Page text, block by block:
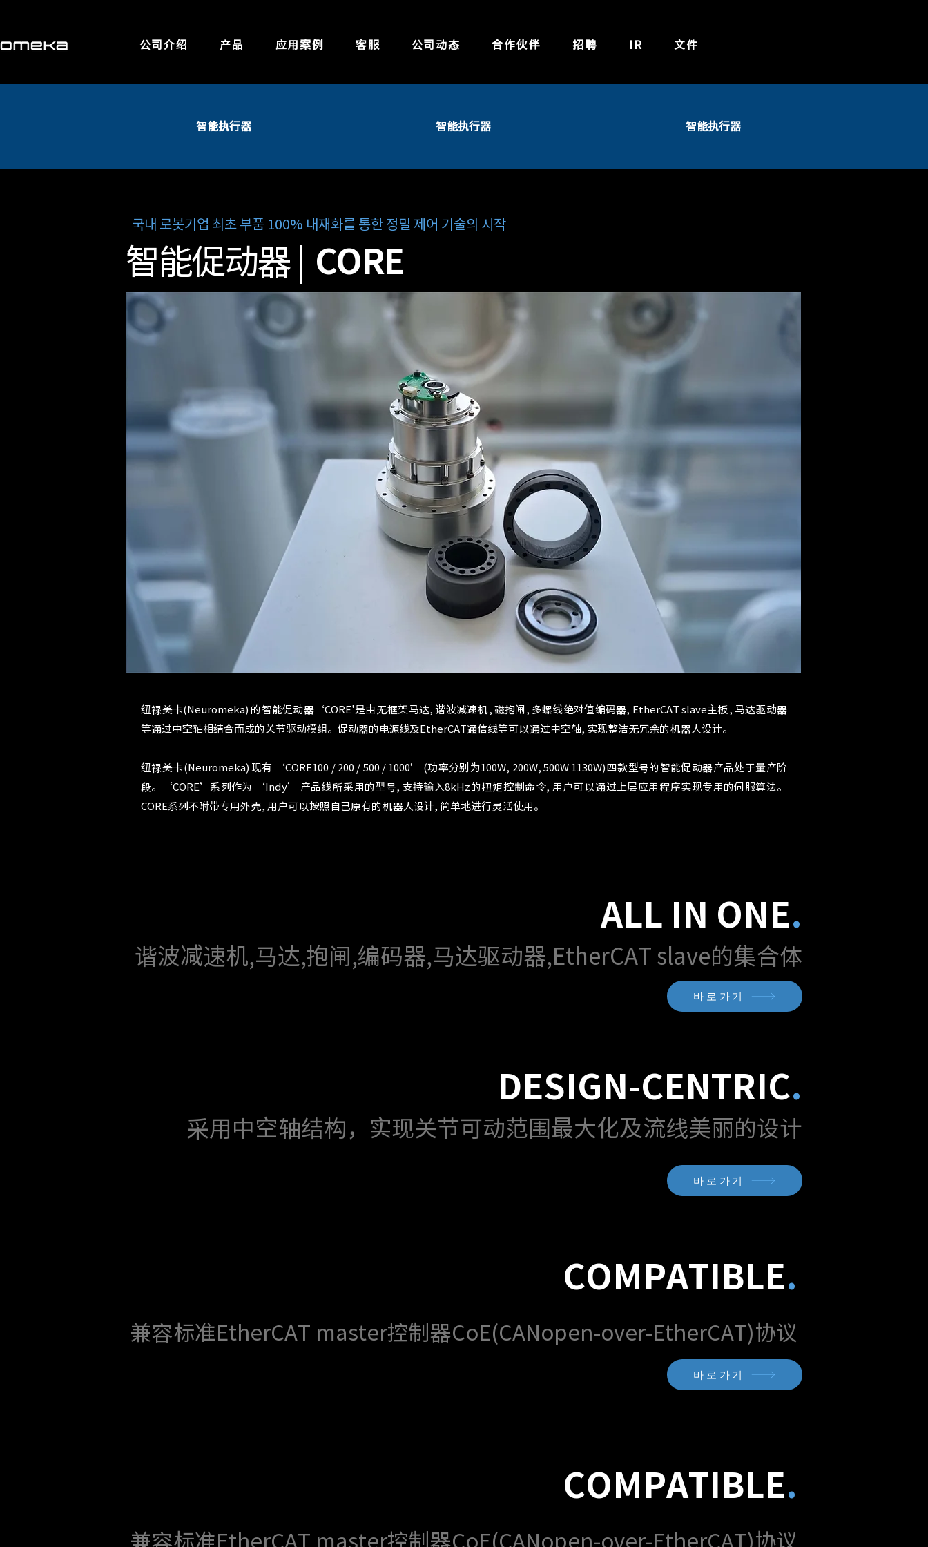
公司介绍 产品 应用案例 客服 公司动态 合作伙伴 招聘 IR 文件
智能执行器 智能执行器 智能执行器
국내 로봇기업 최초 부품 100% 내재화를 통한 정밀 제어 기술의 시작
智能促动器 | CORE
纽禄美卡(Neuromeka) 的智能促动器‘CORE'是由无框架马达, 谐波减速机, 磁抱闸, 多螺线绝对值编码器, EtherCAT slave主板, 马达驱动器
等通过中空轴相结合而成的关节驱动模组。促动器的电源线及EtherCAT通信线等可以通过中空轴, 实现整洁无冗余的机器人设计。
纽禄美卡(Neuromeka) 现有 ‘CORE100 / 200 / 500 / 1000’ (功率分别为100W, 200W, 500W 1130W)四款型号的智能促动器产品处于量产阶
段。‘CORE’系列作为 ‘Indy’ 产品线所采用的型号, 支持输入8kHz的扭矩控制命令, 用户可以通过上层应用程序实现专用的伺服算法。
CORE系列不附带专用外壳, 用户可以按照自己原有的机器人设计, 简单地进行灵活使用。
ALL IN ONE.
谐波减速机,马达,抱闸,编码器,马达驱动器,EtherCAT slave的集合体
바로가기
DESIGN-CENTRIC.
采用中空轴结构，实现关节可动范围最大化及流线美丽的设计
바로가기
COMPATIBLE.
兼容标准EtherCAT master控制器CoE(CANopen-over-EtherCAT)协议
바로가기
COMPATIBLE.
兼容标准EtherCAT master控制器CoE(CANopen-over-EtherCAT)协议